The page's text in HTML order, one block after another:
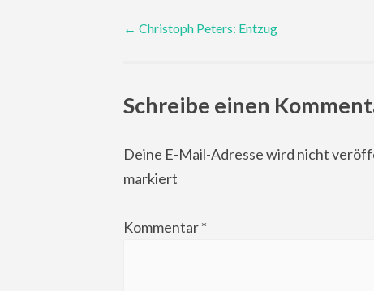
Post
← Christoph Peters: Entzug
Schreibe einen
Deine E-Mail-Adresse wird nicht
markiert
Kommentar*